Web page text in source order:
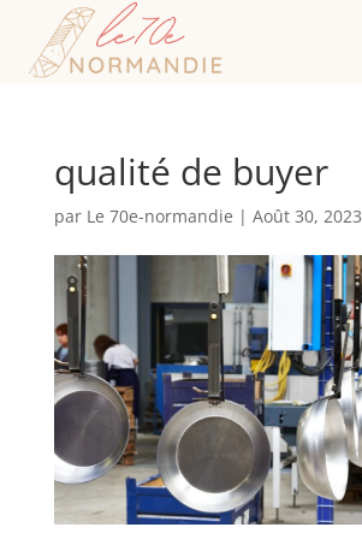
qualité de buyer
par Le 70e-normandie | Août 30, 2023